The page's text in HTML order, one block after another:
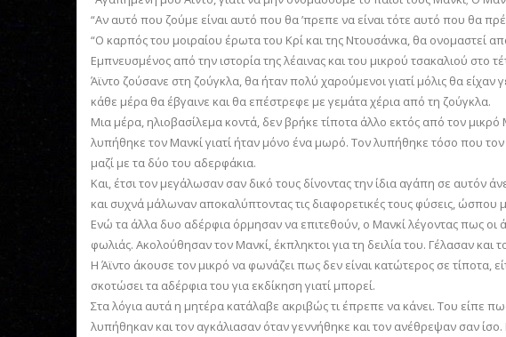
“Αν αυτό που ζούμε είναι αυτό που θα ’πρεπε να είναι τότε αυτό που θα
“Ο καρπός του μοιραίου έρωτα του Κρί και της Ντουσάνκα, θα ονομαστεί
Εμπνευσμένος από την ιστορία της λέαινας και του μικρού τσακαλιού στο
Άϊντο ζούσανε στη ζούγκλα, θα ήταν πολύ χαρούμενοι γιατί μόλις θα
κάθε μέρα θα έβγαινε και θα επέστρεφε με γεμάτα χέρια από τη ζούγκλα.
Μια μέρα, ηλιοβασίλεμα κοντά, δεν βρήκε τίποτα άλλο εκτός από τον
λυπήθηκε τον Μανκί γιατί ήταν μόνο ένα μωρό. Τον λυπήθηκε τόσο που
μαζί με τα δύο του αδερφάκια.
Και, έτσι τον μεγάλωσαν σαν δικό τους δίνοντας την ίδια αγάπη σε
και συχνά μάλωναν αποκαλύπτοντας τις διαφορετικές τους φύσεις,
Ενώ τα άλλα δυο αδέρφια όρμησαν να επιτεθούν, ο Μανκί λέγοντας πως οι
φωλιάς. Ακολούθησαν τον Μανκί, έκπληκτοι για τη δειλία του. Γέλασαν
Η Άϊντο άκουσε τον μικρό να φωνάζει πως δεν είναι κατώτερος σε
σκοτώσει τα αδέρφια του για εκδίκηση γιατί μπορεί.
Στα λόγια αυτά η μητέρα κατάλαβε ακριβώς τι έπρεπε να κάνει. Του είπε
λυπήθηκαν και τον αγκάλιασαν όταν γεννήθηκε και τον ανέθρεψαν σαν